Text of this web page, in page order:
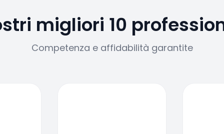
migliori 10
Competenza e affidabilità garantite